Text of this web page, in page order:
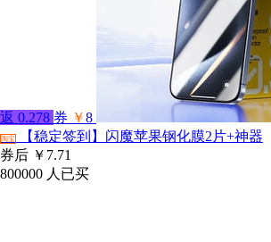
返 0.278 券 ￥8
淘宝
【稳定签到】闪魔苹果钢化膜2片+神器
券后 ￥7.71
800000 人已买